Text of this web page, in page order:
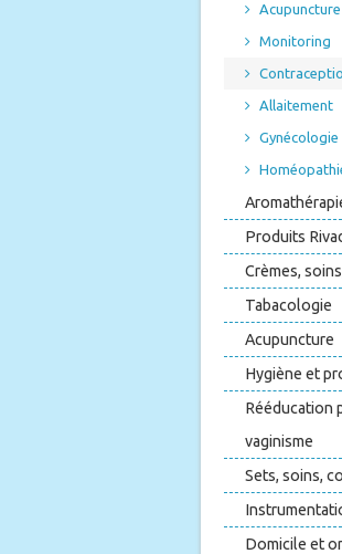
Acupuncture
Monitoring
Allaitement
Gynécologie
Produits
Crèmes,
Tabacologie
Acupuncture
Hygiène et
Rééducation
vaginisme
Sets, soins,
Domicile et